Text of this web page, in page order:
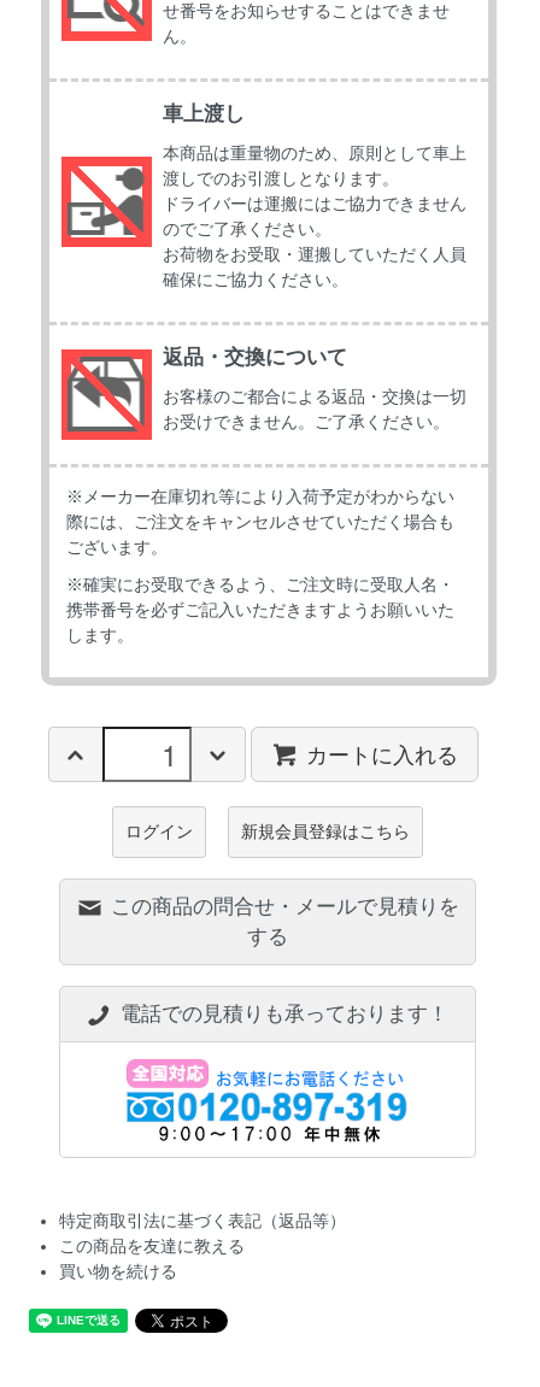
せ番号をお知らせすることはできませ
ん。
車上渡し
本商品は重量物のため、原則として車上
渡しでのお引渡しとなります。
ドライバーは運搬にはご協力できません
のでご了承ください。
お荷物をお受取・運搬していただく人員
確保にご協力ください。
返品・交換について
お客様のご都合による返品・交換は一切
お受けできません。ご了承ください。
※メーカー在庫切れ等により入荷予定がわからない
際には、ご注文をキャンセルさせていただく場合も
ございます。
※確実にお受取できるよう、ご注文時に受取人名・
携帯番号を必ずご記入いただきますようお願いいた
します。
カートに入れる
ログイン 新規会員登録はこちら
この商品の問合せ・メールで見積りを
する
電話での見積りも承っております！
特定商取引法に基づく表記（返品等）
この商品を友達に教える
買い物を続ける